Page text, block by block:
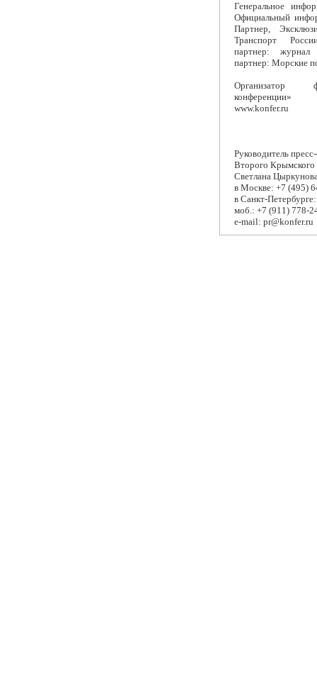
Генеральное
Официальный
Партнер,
Транспорт
партнер: журнал
партнер: Морские
Организатор
конференции»
www.konfer.ru
Руководитель
Второго Крымского
Светлана
в Москве: +7 (495)
в Санкт-
моб.: +7 (911) 778-
e-mail: pr@konfer.ru